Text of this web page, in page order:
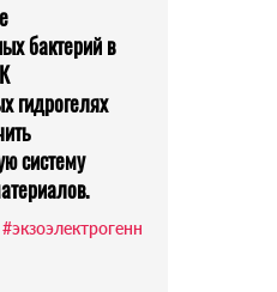
бактерий в
гидрогелях
систему
#экзоэлектрогенн